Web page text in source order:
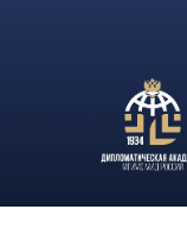
праздничное
Итальянского клуба